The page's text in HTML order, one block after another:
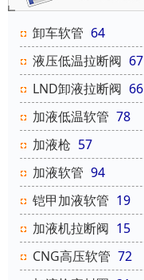
卸车软管 64
液压低温拉断阀 67
LND卸液拉断阀 66
加液低温软管 78
加液枪 57
加液软管 94
铠甲加液软管 19
加液机拉断阀 15
CNG高压软管 72